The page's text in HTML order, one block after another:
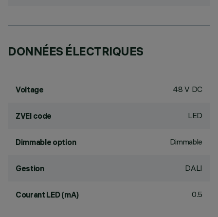
DONNÉES ÉLECTRIQUES
Voltage 48 V DC
ZVEI code LED
Dimmable option Dimmable
Gestion DALI
Courant LED (mA) 0.5